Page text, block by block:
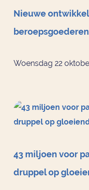
Nieuwe
Woensdag 22
43 miljoen voor
druppel op